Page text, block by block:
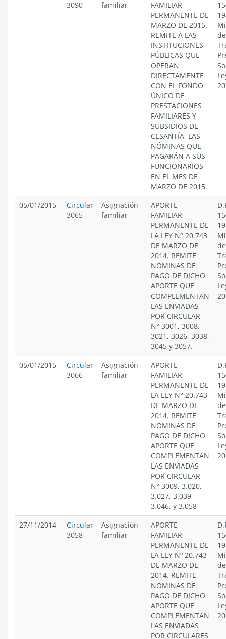
3090 familiar
FAMILIAR
PERMANENTE DE
MARZO DE 2015.
REMITE A LAS
INSTITUCIONES
PÚBLICAS QUE
OPERAN
DIRECTAMENTE
CON EL FONDO
ÚNICO DE
PRESTACIONES
FAMILIARES Y
SUBSIDIOS DE
CESANTÍA, LAS
NÓMINAS QUE
PAGARÁN A SUS
FUNCIONARIOS
EN EL MES DE
MARZO DE 2015.
05/01/2015
Circular
3065
Asignación
familiar
APORTE
FAMILIAR
PERMANENTE DE
LA LEY N° 20.743
DE MARZO DE
2014. REMITE
NÓMINAS DE
PAGO DE DICHO
APORTE QUE
COMPLEMENTAN
LAS ENVIADAS
POR CIRCULAR
N° 3001, 3008,
3021, 3026, 3038,
3045 y 3057.
05/01/2015
Circular
3066
Asignación
familiar
APORTE
FAMILIAR
PERMANENTE DE
LA LEY N° 20.743
DE MARZO DE
2014. REMITE
NÓMINAS DE
PAGO DE DICHO
APORTE QUE
COMPLEMENTAN
LAS ENVIADAS
POR CIRCULAR
N° 3009, 3.020,
3.027, 3.039,
3.046, y 3.058
27/11/2014
Circular
3058
Asignación
familiar
APORTE
FAMILIAR
PERMANENTE DE
LA LEY Nº 20.743
DE MARZO DE
2014. REMITE
NÓMINAS DE
PAGO DE DICHO
APORTE QUE
COMPLEMENTAN
LAS ENVIADAS
POR CIRCULARES